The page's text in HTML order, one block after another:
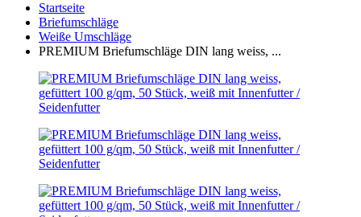
Startseite
Briefumschläge
Weiße Umschläge
PREMIUM Briefumschläge DIN lang weiss, ...